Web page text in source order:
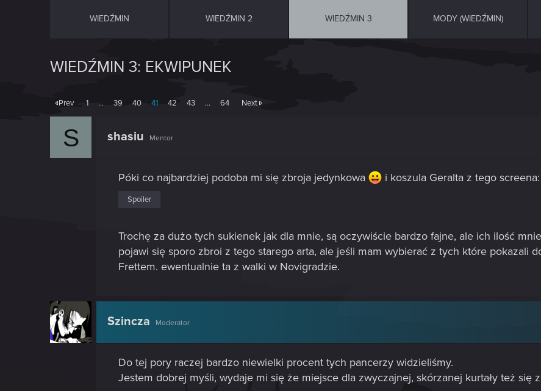
WIEDŹMIN WIEDŹMIN 2 WIEDŹMIN 3 MODY (WIEDŹMIN)
WIEDŹMIN 3: EKWIPUNEK
Prev 1 … 39 40 41 42 43 … 64 Next
S shasiu Mentor
Póki co najbardziej podoba mi się zbroja jedynkowa i koszula Geralta z tego screena:
Spoiler
Trochę za dużo tych sukienek jak dla mnie, są oczywiście bardzo fajne, ale ich ilość
pojawi się sporo zbroi z tego starego arta, ale jeśli mam wybierać z tych które pokazali
Frettem. ewentualnie ta z walki w Novigradzie.
Szincza Moderator
Do tej pory raczej bardzo niewielki procent tych pancerzy widzieliśmy.
Jestem dobrej myśli, wydaje mi się że miejsce dla zwyczajnej, skórzanej kurtały też się